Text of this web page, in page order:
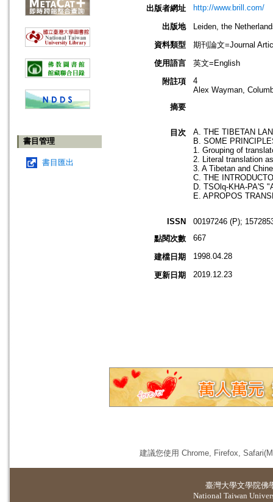
書目管理
書目匯出
出版者網址 http://www.brill.com/
出版地
Leiden, the
資料類型
期刊論文=Journal
使用語言
英文=English
附註項
4
Alex Wayman,
摘要
目次
A. THE TIBETAN
B. SOME
1. Grouping of
2. Literal translation
3. A Tibetan and
C. THE
D. TSOlq-KHA-PA'S
E. APROPOS
ISSN
00197246 (P);
點閱次數
667
建檔日期 1998.04.28
更新日期 2019.12.23
建議您使用 Chrome, Firefox,
臺灣大學文學院佛
National Taiwan